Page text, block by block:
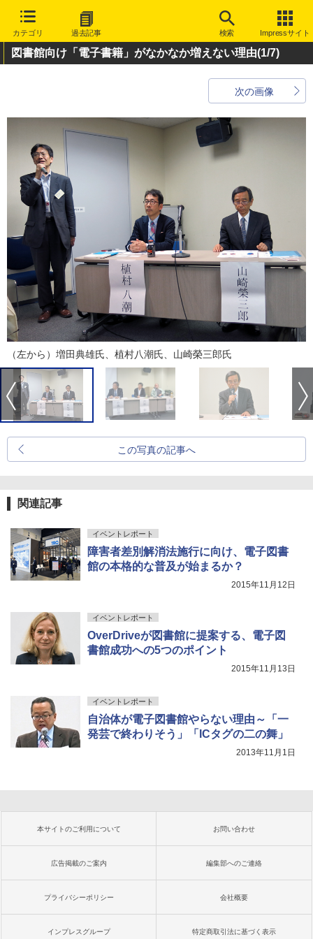
カテゴリ 過去記事 検索 Impressサイト
図書館向け「電子書籍」がなかなか増えない理由(1/7)
次の画像
（左から）増田典雄氏、植村八潮氏、山崎榮三郎氏
この写真の記事へ
関連記事
イベントレポート
障害者差別解消法施行に向け、電子図書
館の本格的な普及が始まるか？
2015年11月12日
イベントレポート
OverDriveが図書館に提案する、電子図
書館成功への5つのポイント
2015年11月13日
イベントレポート
自治体が電子図書館やらない理由～「一
発芸で終わりそう」「ICタグの二の舞」
2013年11月1日
本サイトのご利用について お問い合わせ
広告掲載のご案内 編集部へのご連絡
プライバシーポリシー 会社概要
インプレスグループ 特定商取引法に基づく表示